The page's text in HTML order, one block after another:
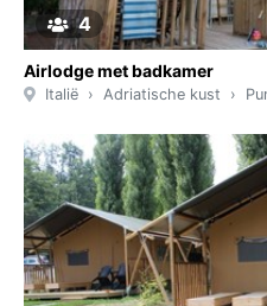
4
Airlodge met badkamer
Italië Adriatische kust